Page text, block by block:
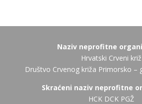
Naziv neprofitne
Hrvatski Crveni križ
Društvo Crvenog križa Primorsko –
Skraćeni naziv neprofitne
HCK DCK PGŽ